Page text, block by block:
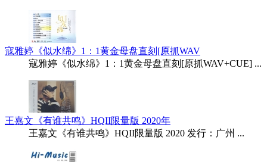
寇雅婷《似水绵》1：1黄金母盘直刻[原抓WAV
寇雅婷《似水绵》1：1黄金母盘直刻[原抓WAV+CUE] ...
王嘉文《有谁共鸣》HQII限量版 2020年
王嘉文《有谁共鸣》HQII限量版 2020 发行：广州 ...